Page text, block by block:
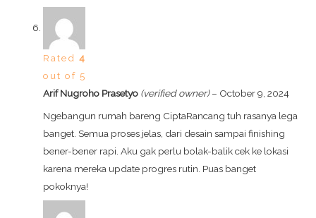
Rated4
out of 5
Arif Nugroho Prasetyo (verified owner) – October 9, 2024
Ngebangun rumah bareng CiptaRancang tuh rasanya lega
banget. Semua proses jelas, dari desain sampai finishing
bener-bener rapi. Aku gak perlu bolak-balik cek ke lokasi
karena mereka update progres rutin. Puas banget
pokoknya!